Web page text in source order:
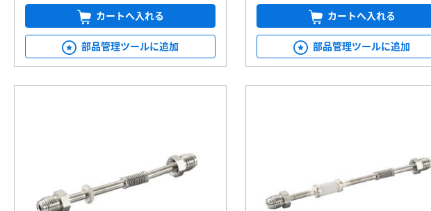
カートへ入れる
部品管理ツールに追加
カートへ入れる
部品管理ツールに追加